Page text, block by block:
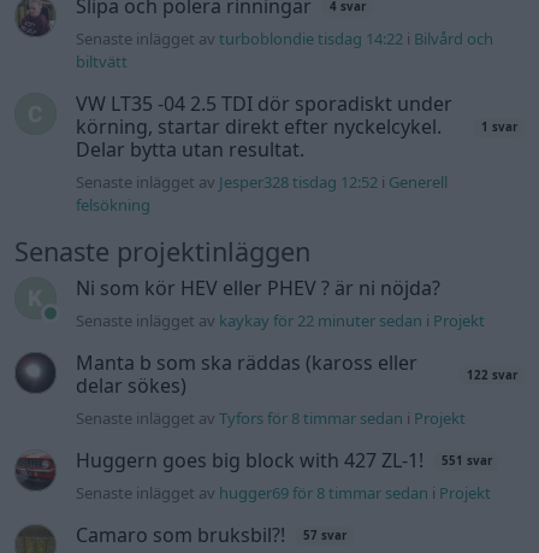
Slipa och polera rinningar 4 svar
Senaste inlägget avturboblondie tisdag 14:22 i Bilvård och
biltvätt
VW LT35 -04 2.5 TDI dör sporadiskt under
körning, startar direkt efter nyckelcykel.
Delar bytta utan resultat.
1 svar
Senaste inlägget av Jesper328 tisdag 12:52 i Generell
felsökning
Senaste projektinläggen
Ni som kör HEV eller PHEV ? är ni nöjda?
Senaste inlägget av kaykay för 22 minuter sedan i Projekt
Manta b som ska räddas (kaross eller
delar sökes)
122 svar
Senaste inlägget avTyfors för 8 timmar sedan i Projekt
Huggern goes big block with 427 ZL-1! 551 svar
Senaste inlägget av hugger69 för 8 timmar sedan i Projekt
Camaro som bruksbil?! 57 svar